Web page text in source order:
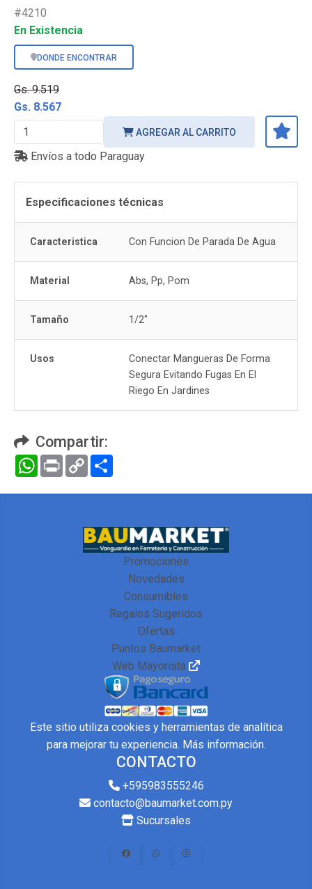
#4210
En Existencia
DONDE ENCONTRAR
Gs. 9.519
Gs. 8.567
AGREGAR AL CARRITO
Envíos a todo Paraguay
Especificaciones técnicas
Caracteristica Con Funcion De Parada De Agua
Material Abs, Pp, Pom
Tamaño 1/2"
Usos
Conectar Mangueras De Forma
Segura Evitando Fugas En El
Riego En Jardines
Compartir:
WhatsApp
Print Copy
Link
Promociones
Novedades
Consumibles
Regalos Sugeridos
Ofertas
Puntos Baumarket
Web Mayorista
CONTACTO
+595983555246
contacto@baumarket.com.py
Sucursales
Este sitio utiliza cookies y herramientas de analítica
para mejorar tu experiencia. Más información.